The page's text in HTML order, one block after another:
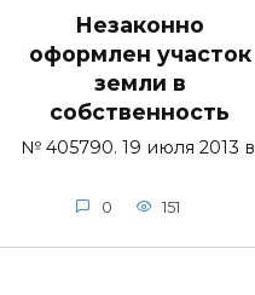
Незаконно
оформлен участок
земли в
собственность
№ 405790. 19 июля 2013 в
0 151